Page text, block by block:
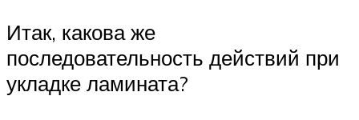
Итак, какова же
последовательность действий при
укладке ламината?